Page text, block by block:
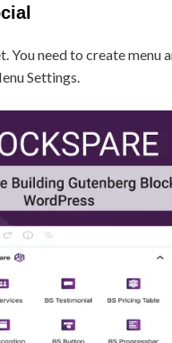
You need to create menu
Settings.